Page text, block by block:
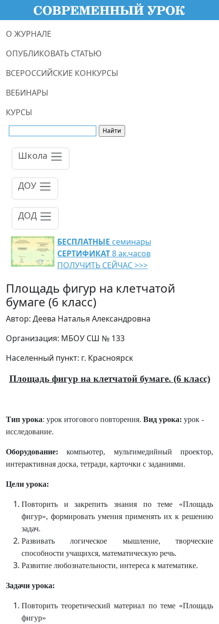
О ЖУРНАЛЕ
ОПУБЛИКОВАТЬ СТАТЬЮ
ВСЕРОССИЙСКИЕ КОНКУРСЫ
ВЕБИНАРЫ
КУРСЫ
Школа
ДОУ
ДОД
БЕСПЛАТНЫЕ семинары
СЕРТИФИКАТ8 ак.часов
ПОЛУЧИТЬ СЕЙЧАС >>>
Площадь фигур на клетчатой
бумаге (6 класс)
Автор: Деева Наталья Александровна
Организация: МБОУ СШ № 133
Населенный пункт: г. Красноярск
Площадь фигур на клетчатой бумаге. (6 класс)
Тип урока: урок итогового повторения. Вид урока: урок -
исследование.
Оборудование: компьютер, мультимедийный проектор,
интерактивная доска, тетради, карточки с заданиями.
Цели урока:
Повторить и закрепить знания по теме «Площадь
фигур», формировать умения применять их к решению
задач.
Развивать логическое мышление, творческие
способности учащихся, математическую речь.
Развитие любознательности, интереса к математике.
Задачи урока:
Повторить теоретический материал по теме «Площадь
фигур»